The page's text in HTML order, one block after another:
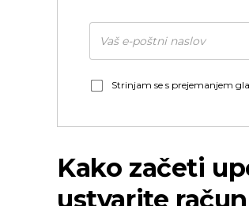
Strinjam se s prejemanjem
Kako začeti
ustvarite